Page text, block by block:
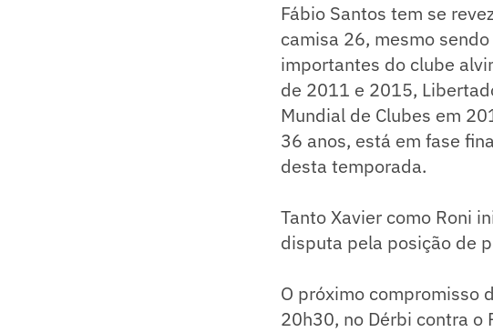
Fábio Santos tem se
camisa 26, mesmo
importantes do clube
de 2011 e 2015,
Mundial de Clubes em
36 anos, está em fase
desta temporada.
Tanto Xavier como Roni
disputa pela posição de
O próximo compromisso
20h30, no Dérbi contra o